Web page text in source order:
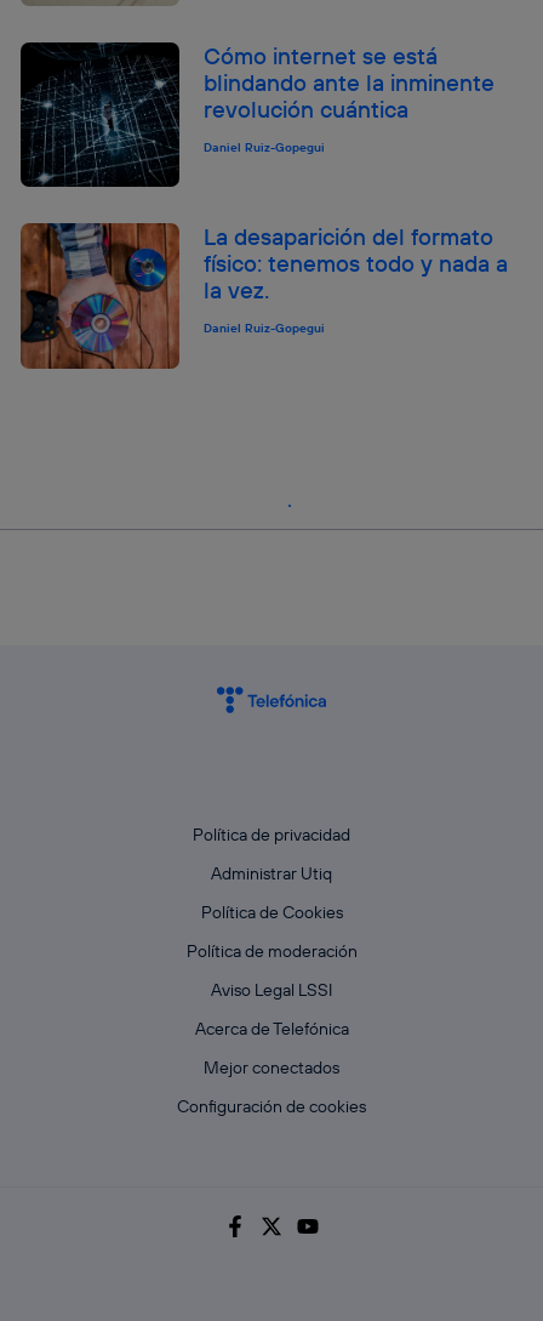
Cómo internet se está
blindando ante la inminente
revolución cuántica
Daniel Ruiz-Gopegui
La desaparición del formato
físico: tenemos todo y nada a
la vez.
Daniel Ruiz-Gopegui
Política de privacidad
Administrar Utiq
Política de Cookies
Política de moderación
Aviso Legal LSSI
Acerca de Telefónica
Mejor conectados
Configuración de cookies